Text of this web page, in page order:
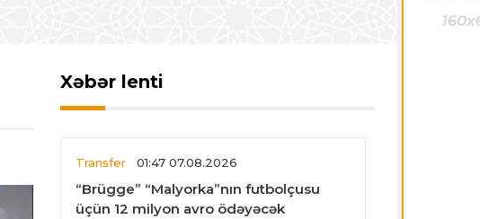
Xəbər lenti
Transfer 01:47 07.08.2026
“Brügge” “Malyorka”nın futbolçusu
üçün 12 milyon avro ödəyəcək